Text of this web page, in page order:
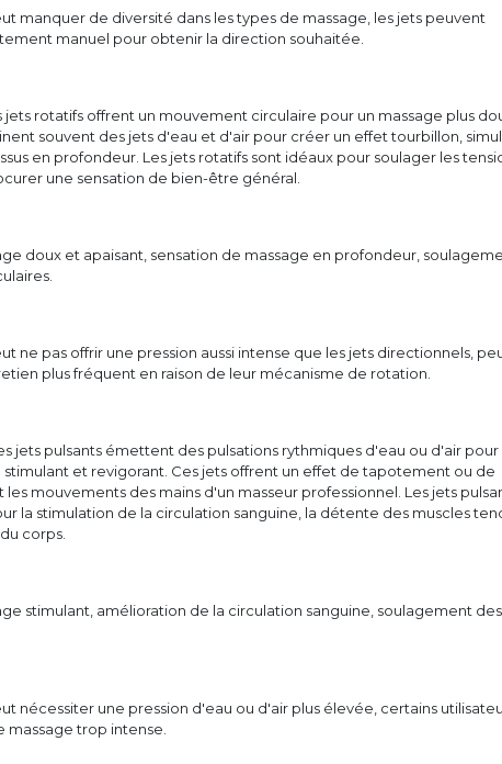
manquer de diversité dans les types de massage, les jets peuvent
manuel pour obtenir la direction souhaitée.
jets rotatifs offrent un mouvement circulaire pour un massage plus
souvent des jets d'eau et d'air pour créer un effet tourbillon,
en profondeur. Les jets rotatifs sont idéaux pour soulager les
une sensation de bien-être général.
doux et apaisant, sensation de massage en profondeur,
ne pas offrir une pression aussi intense que les jets directionnels,
plus fréquent en raison de leur mécanisme de rotation.
jets pulsants émettent des pulsations rythmiques d'eau ou d'air pour
stimulant et revigorant. Ces jets offrent un effet de tapotement ou de
les mouvements des mains d'un masseur professionnel. Les jets
la stimulation de la circulation sanguine, la détente des muscles
corps.
stimulant, amélioration de la circulation sanguine, soulagement des
nécessiter une pression d'eau ou d'air plus élevée, certains
massage trop intense.